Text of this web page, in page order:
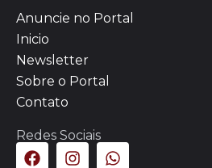
Anuncie no Portal
Inicio
Newsletter
Sobre o Portal
Contato
Redes Sociais